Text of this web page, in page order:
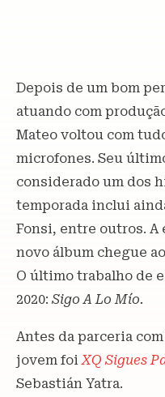
Depois de um bom
atuando com
Mateo voltou com
microfones. Seu
considerado um dos
temporada inclui
Fonsi, entre outros. A
novo álbum chegue
O último trabalho de
2020: Sigo A Lo Mío.
Antes da parceria
jovem foiXQ Sigues
Sebastián Yatra.